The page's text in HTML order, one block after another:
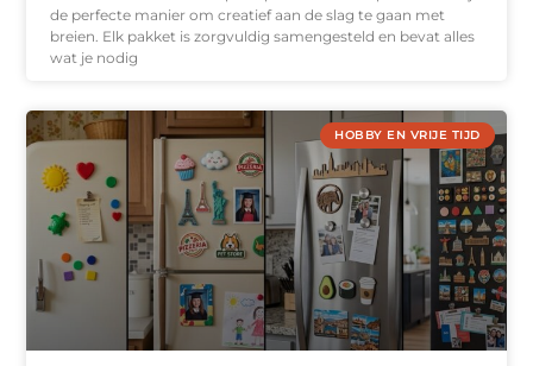
de perfecte manier om creatief aan de slag te gaan met
breien. Elk pakket is zorgvuldig samengesteld en bevat alles
wat je nodig
HOBBY EN VRIJE TIJD